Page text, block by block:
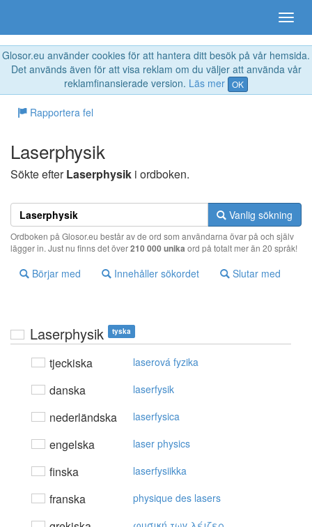
Glosor.eu använder cookies för att hantera ditt besök på vår hemsida.
Det används även för att visa reklam om du väljer att använda vår
reklamfinansierade version. Läs mer OK
Rapportera fel
Laserphysik
Sökte efterLaserphysik i ordboken.
Vanlig sökning
Ordboken på Glosor.eu består av de ord som användarna övar på och själv
lägger in. Just nu finns det över210 000 unika ord på totalt mer än 20 språk!
Börjar med Innehåller sökordet Slutar med
Laserphysik tyska
tjeckiska laserová fyzika
danska laserfysik
nederländska laserfysica
engelska laser physics
finska laserfysiikka
franska physique des lasers